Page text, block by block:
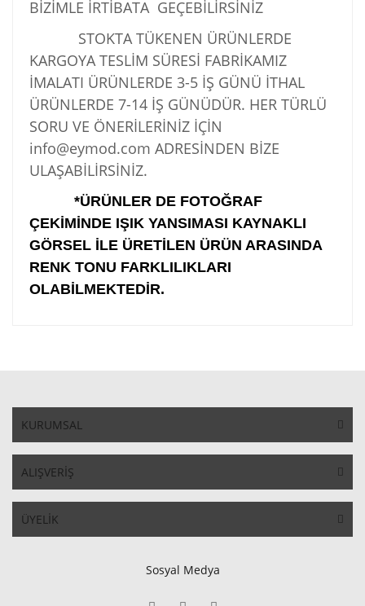
BİZİMLE İRTİBATA GEÇEBİLİRSİNİZ
STOKTA TÜKENEN ÜRÜNLERDE
KARGOYA TESLİM SÜRESİ FABRİKAMIZ
İMALATI ÜRÜNLERDE 3-5 İŞ GÜNÜ İTHAL
ÜRÜNLERDE 7-14 İŞ GÜNÜDÜR. HER TÜRLÜ
SORU VE ÖNERİLERİNİZ İÇİN
info@eymod.com ADRESİNDEN BİZE
ULAŞABİLİRSİNİZ.
*ÜRÜNLER DE FOTOĞRAF
ÇEKİMİNDE IŞIK YANSIMASI KAYNAKLI
GÖRSEL İLE ÜRETİLEN ÜRÜN ARASINDA
RENK TONU FARKLILIKLARI
OLABİLMEKTEDİR.
KURUMSAL
ALIŞVERİŞ
ÜYELİK
Sosyal Medya